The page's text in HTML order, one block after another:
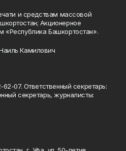
и средствам массовой
Акционерное
«Республика Башкортостан».
Камилович
07. Ответственный секретарь:
секретарь, журналисты: